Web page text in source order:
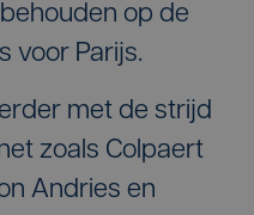
op de
voor Parijs.
met de strijd
zoals Colpaert
Andries en